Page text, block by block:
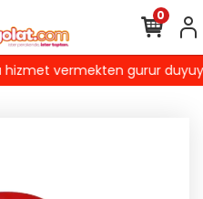
vermekten gurur
0